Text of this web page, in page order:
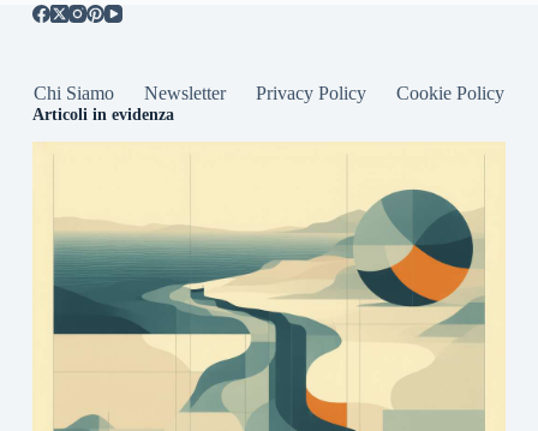
Chi Siamo Newsletter Privacy Policy Cookie Policy
Articoli in evidenza